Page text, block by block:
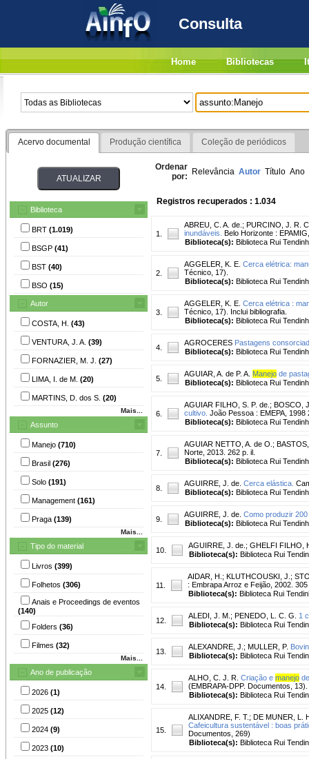
Consulta
Home Bibliotecas
Acervo documental Produção científica Coleção de periódicos
Biblioteca
BRT (1.019)
BSGP (41)
BST (40)
BSO (15)
Autor
COSTA, H. (43)
VENTURA, J. A. (39)
FORNAZIER, M. J. (27)
LIMA, I. de M. (20)
MARTINS, D. dos S. (20)
Mais...
Assunto
Manejo (710)
Brasil (276)
Solo (191)
Management (161)
Praga (139)
Mais...
Tipo do material
Livros (399)
Folhetos (306)
Anais e Proceedings de eventos
(140)
Folders (36)
Filmes (32)
Mais...
Ano de publicação
2026 (1)
2025 (12)
2024 (9)
2023 (10)
Ordenar
por: Relevância Autor Título Ano
Registros recuperados : 1.034
1.
ABREU, C. A. de. ; PURCINO, J. R.
inundáveis. Belo Horizonte :
Biblioteca(s): Biblioteca Rui
2.
AGGELER, K. E. Cerca elétrica:
Técnico, 17).
Biblioteca(s): Biblioteca Rui
3.
AGGELER, K. E. Cerca elétrica :
Técnico, 17). Inclui bibliografia.
Biblioteca(s): Biblioteca Rui
4.
AGROCERES Pastagens
Biblioteca(s): Biblioteca Rui
5.
AGUIAR, A. de P. A. Manejo de
Biblioteca(s): Biblioteca Rui
6.
AGUIAR FILHO, S. P. de. ; BOSCO,
cultivo. João Pessoa : EMEPA,
Biblioteca(s): Biblioteca Rui
7.
AGUIAR NETTO, A. de O. ;
Norte, 2013. 262 p. il.
Biblioteca(s): Biblioteca Rui
8.
AGUIRRE, J. de. Cerca elástica.
Biblioteca(s): Biblioteca Rui
9.
AGUIRRE, J. de. Como produzir
Biblioteca(s): Biblioteca Rui
10.
AGUIRRE, J. de. ; GHELFI FILHO,
Biblioteca(s): Biblioteca Rui
11.
AIDAR, H. ; KLUTHCOUSKI, J. ;
: Embrapa Arroz e Feijão, 2002. 305
Biblioteca(s): Biblioteca Rui
12.
ALEDI, J. M. ; PENEDO, L. C. G.
1
Biblioteca(s): Biblioteca Rui
13.
ALEXANDRE, J. ; MULLER, P.
Biblioteca(s): Biblioteca Rui
14.
ALHO, C. J. R. Criação e manejo
(EMBRAPA-DPP. Documentos, 13).
Biblioteca(s): Biblioteca Rui
15.
ALIXANDRE, F. T. ; DE MUNER, L.
Cafeicultura sustentável : boas
Documentos, 269)
Biblioteca(s): Biblioteca Rui